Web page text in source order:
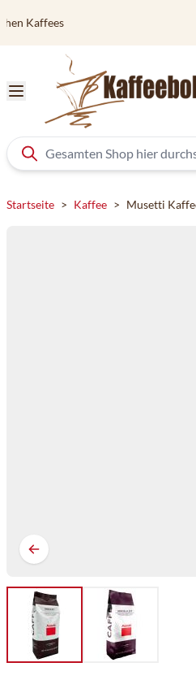
Vor 12 Uhr
Startseite > Kaffee > Musetti